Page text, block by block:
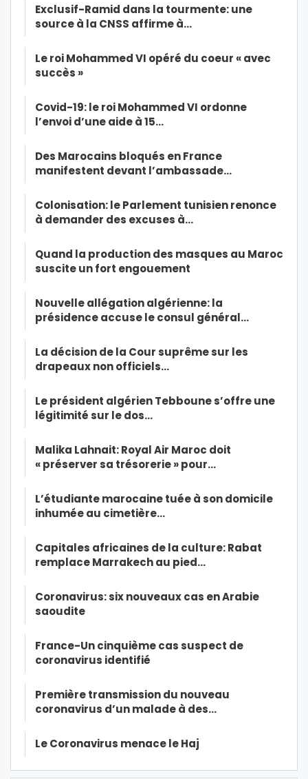
Exclusif-Ramid dans la tourmente: une
source à la CNSS affirme à…
Le roi Mohammed VI opéré du coeur « avec
succès »
Covid-19: le roi Mohammed VI ordonne
l’envoi d’une aide à 15…
Des Marocains bloqués en France
manifestent devant l’ambassade…
Colonisation: le Parlement tunisien renonce
à demander des excuses à…
Quand la production des masques au Maroc
suscite un fort engouement
Nouvelle allégation algérienne: la
présidence accuse le consul général…
La décision de la Cour suprême sur les
drapeaux non officiels…
Le président algérien Tebboune s’offre une
légitimité sur le dos…
Malika Lahnait: Royal Air Maroc doit
« préserver sa trésorerie » pour…
L’étudiante marocaine tuée à son domicile
inhumée au cimetière…
Capitales africaines de la culture: Rabat
remplace Marrakech au pied…
Coronavirus: six nouveaux cas en Arabie
saoudite
France-Un cinquième cas suspect de
coronavirus identifié
Première transmission du nouveau
coronavirus d’un malade à des…
Le Coronavirus menace le Haj